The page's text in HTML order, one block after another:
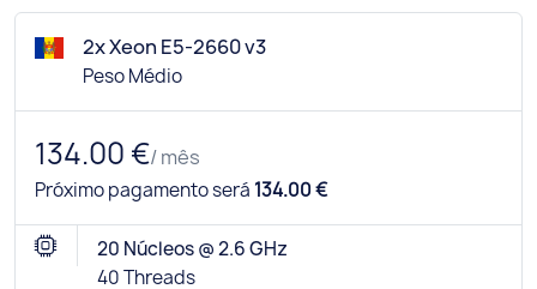
2x Xeon E5-2660 v3
Peso Médio
134.00 €/ mês
Próximo pagamento será 134.00 €
20 Núcleos @ 2.6 GHz
40 Threads